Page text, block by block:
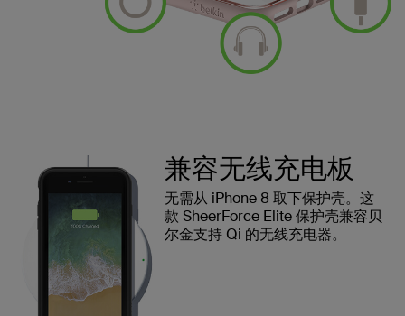
兼容无线充电板
无需从 iPhone 8 取下保护壳。这
款 SheerForce Elite 保护壳兼容贝
尔金支持 Qi 的无线充电器。